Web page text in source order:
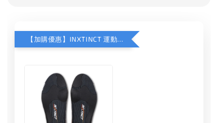
【加購優惠】INXTINCT 運動款鞋墊